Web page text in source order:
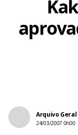
Arquivo Geral
24/03/2007 0h00